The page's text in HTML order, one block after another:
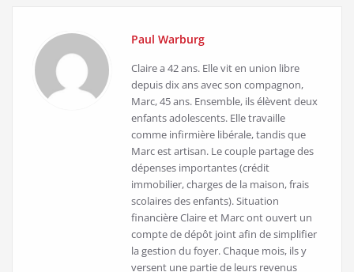
Paul Warburg
Claire a 42 ans. Elle vit en union libre
depuis dix ans avec son compagnon,
Marc, 45 ans. Ensemble, ils élèvent deux
enfants adolescents. Elle travaille
comme infirmière libérale, tandis que
Marc est artisan. Le couple partage des
dépenses importantes (crédit
immobilier, charges de la maison, frais
scolaires des enfants). Situation
financière Claire et Marc ont ouvert un
compte de dépôt joint afin de simplifier
la gestion du foyer. Chaque mois, ils y
versent une partie de leurs revenus